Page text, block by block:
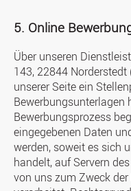
5. Online
Über unseren
143, 22844 Norderstedt
unserer Seite ein
Bewerbungsunterlagen
Bewerbungsprozess
eingegebenen Daten
werden, soweit es sich
handelt, auf Servern
von uns zum Zweck